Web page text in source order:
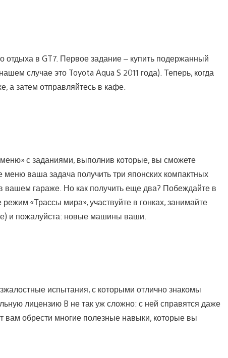
отдыха в GT7. Первое задание – купить подержанный
случае это Toyota Aqua S 2011 года). Теперь, когда
а затем отправляйтесь в кафе.
с заданиями, выполнив которые, вы сможете
ваша задача получить три японских компактных
вашем гараже. Но как получить еще два? Побеждайте в
«Трассы мира», участвуйте в гонках, занимайте
и пожалуйста: новые машины ваши.
испытания, с которыми отлично знакомы
лицензию B не так уж сложно: с ней справятся даже
вам обрести многие полезные навыки, которые вы